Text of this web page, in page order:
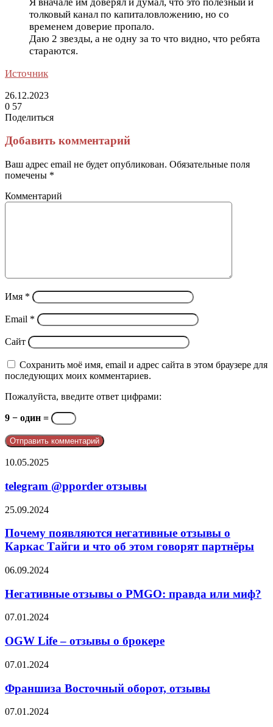
толковый канал по капиталовложению, но со
временем доверие пропало.
Даю 2 звезды, а не одну за то что видно, что ребята
стараются.
Источник
26.12.2023
0 57
Поделиться
через
электронную
почту
Добавить комментарий
Ваш адрес email не будет опубликован. Обязательные поля
помечены *
Комментарий
Имя *
Email *
Сайт
Сохранить моё имя, email и адрес сайта в этом браузере для
последующих моих комментариев.
Пожалуйста, введите ответ цифрами:
9 − один =
telegram
отзывы
10.05.2025
telegram @pporder отзывы
Почему
негативные
отзывы
о
Тайги
что
этом
партнёры
25.09.2024
Почему появляются негативные отзывы о
Каркас Тайги и что об этом говорят партнёры
Негативные
о
PMGO:
правда
миф?
06.09.2024
Негативные отзывы о PMGO: правда или миф?
OGW
–
о
07.01.2024
OGW Life – отзывы о брокере
Франшиза
оборот,
отзывы
07.01.2024
Франшиза Восточный оборот, отзывы
Ares
07.01.2024